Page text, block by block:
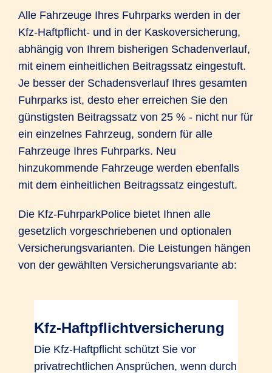
Alle Fahrzeuge Ihres Fuhrparks werden in der
Kfz-Haftpflicht- und in der Kaskoversicherung,
abhängig von Ihrem bisherigen Schadenverlauf,
mit einem einheitlichen Beitragssatz eingestuft.
Je besser der Schadensverlauf Ihres gesamten
Fuhrparks ist, desto eher erreichen Sie den
günstigsten Beitragssatz von 25 % - nicht nur für
ein einzelnes Fahrzeug, sondern für alle
Fahrzeuge Ihres Fuhrparks. Neu
hinzukommende Fahrzeuge werden ebenfalls
mit dem einheitlichen Beitragssatz eingestuft.
Die Kfz-FuhrparkPolice bietet Ihnen alle
gesetzlich vorgeschriebenen und optionalen
Versicherungsvarianten. Die Leistungen hängen
von der gewählten Versicherungsvariante ab:
Kfz-Haftpflichtversicherung
Die Kfz-Haftpflicht schützt Sie vor
privatrechtlichen Ansprüchen, wenn durch